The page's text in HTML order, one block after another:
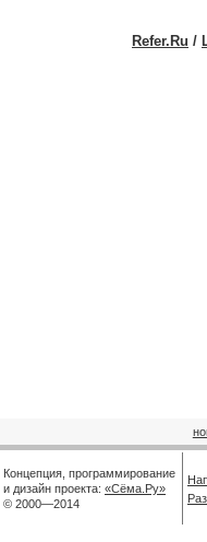
Refer.Ru /
Концепция, программирование
и дизайн проекта: «Сёма.Ру»
© 2000—2014